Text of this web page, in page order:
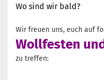
Wo sind wir bald?
Wir freuen uns, euch auf
Wollfesten
zu treffen: